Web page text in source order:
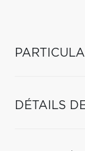
DÉTAILS